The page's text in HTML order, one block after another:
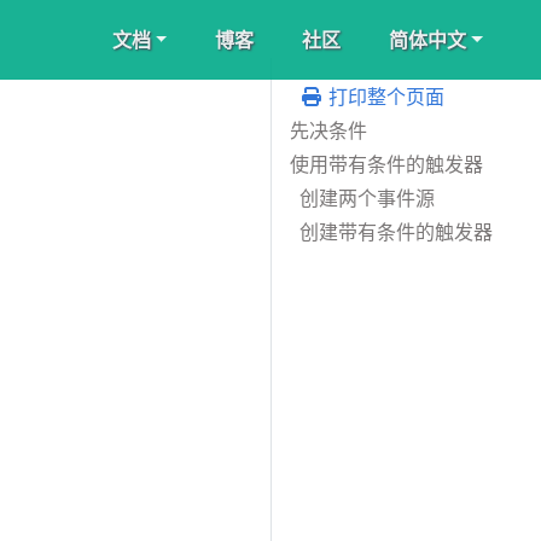
文档 博客 社区 简体中文
打印整个页面
先决条件
使用带有条件的触发器
创建两个事件源
创建带有条件的触发器